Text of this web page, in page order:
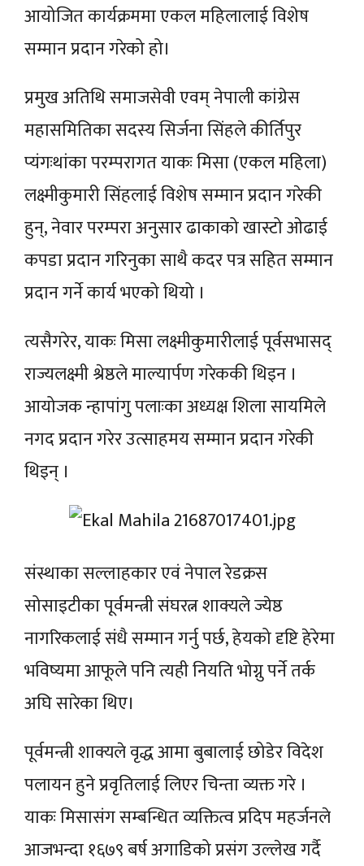
आयोजित कार्यक्रममा एकल महिलालाई विशेष
सम्मान प्रदान गरेको हो।
प्रमुख अतिथि समाजसेवी एवम् नेपाली कांग्रेस
महासमितिका सदस्य सिर्जना सिंहले कीर्तिपुर
प्यंगःथांका परम्परागत याकः मिसा (एकल महिला)
लक्ष्मीकुमारी सिंहलाई विशेष सम्मान प्रदान गरेकी
हुन्, नेवार परम्परा अनुसार ढाकाको खास्टो ओढाई
कपडा प्रदान गरिनुका साथै कदर पत्र सहित सम्मान
प्रदान गर्ने कार्य भएको थियो ।
त्यसैगरेर, याकः मिसा लक्ष्मीकुमारीलाई पूर्वसभासद्
राज्यलक्ष्मी श्रेष्ठले माल्यार्पण गरेककी थिइन ।
आयोजक न्हापांगु पलाःका अध्यक्ष शिला सायमिले
नगद प्रदान गरेर उत्साहमय सम्मान प्रदान गरेकी
थिइन् ।
संस्थाका सल्लाहकार एवं नेपाल रेडक्रस
सोसाइटीका पूर्वमन्त्री संघरत्न शाक्यले ज्येष्ठ
नागरिकलाई संधै सम्मान गर्नु पर्छ, हेयको दृष्टि हेरेमा
भविष्यमा आफूले पनि त्यही नियति भोग्नु पर्ने तर्क
अघि सारेका थिए।
पूर्वमन्त्री शाक्यले वृद्ध आमा बुबालाई छोडेर विदेश
पलायन हुने प्रवृतिलाई लिएर चिन्ता व्यक्त गरे ।
याकः मिसासंग सम्बन्धित व्यक्तित्व प्रदिप महर्जनले
आजभन्दा १६७९ बर्ष अगाडिको प्रसंग उल्लेख गर्दै